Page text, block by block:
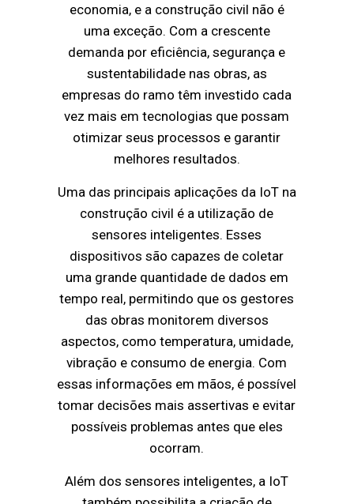
economia, e a construção civil não é
uma exceção. Com a crescente
demanda por eficiência, segurança e
sustentabilidade nas obras, as
empresas do ramo têm investido cada
vez mais em tecnologias que possam
otimizar seus processos e garantir
melhores resultados.
Uma das principais aplicações da IoT na
construção civil é a utilização de
sensores inteligentes. Esses
dispositivos são capazes de coletar
uma grande quantidade de dados em
tempo real, permitindo que os gestores
das obras monitorem diversos
aspectos, como temperatura, umidade,
vibração e consumo de energia. Com
essas informações em mãos, é possível
tomar decisões mais assertivas e evitar
possíveis problemas antes que eles
ocorram.
Além dos sensores inteligentes, a IoT